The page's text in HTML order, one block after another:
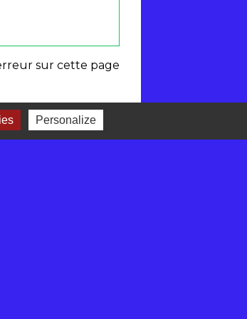
sur cette page
Personalize